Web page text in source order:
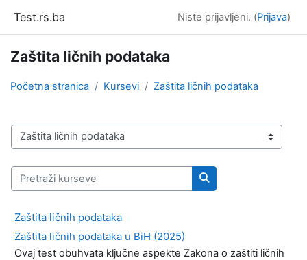
Test.rs.ba Niste prijavljeni. (Prijava)
Zaštita ličnih podataka
Početna stranica Kursevi Zaštita ličnih podataka
Kategorije kurseva
Pretraži kurseve
Pretraži kurseve
Zaštita ličnih podataka
Zaštita ličnih podataka u BiH (2025)
Ovaj test obuhvata ključne aspekte Zakona o zaštiti ličnih